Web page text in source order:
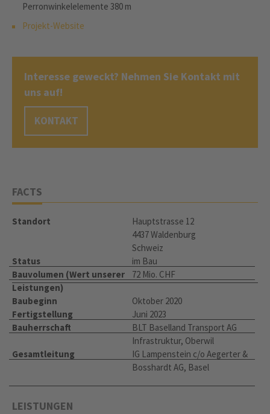
Perronwinkelelemente 380 m
Projekt-Website
Interesse geweckt? Nehmen Sie Kontakt mit
uns auf!
KONTAKT
FACTS
Standort
Hauptstrasse 12
4437 Waldenburg
Schweiz
Status
im Bau
Bauvolumen (Wert unserer
Leistungen)
72 Mio. CHF
Baubeginn
Oktober 2020
Fertigstellung
Juni 2023
Bauherrschaft
BLT Baselland Transport AG
Infrastruktur, Oberwil
Gesamtleitung
IG Lampenstein c/o Aegerter &
Bosshardt AG, Basel
LEISTUNGEN